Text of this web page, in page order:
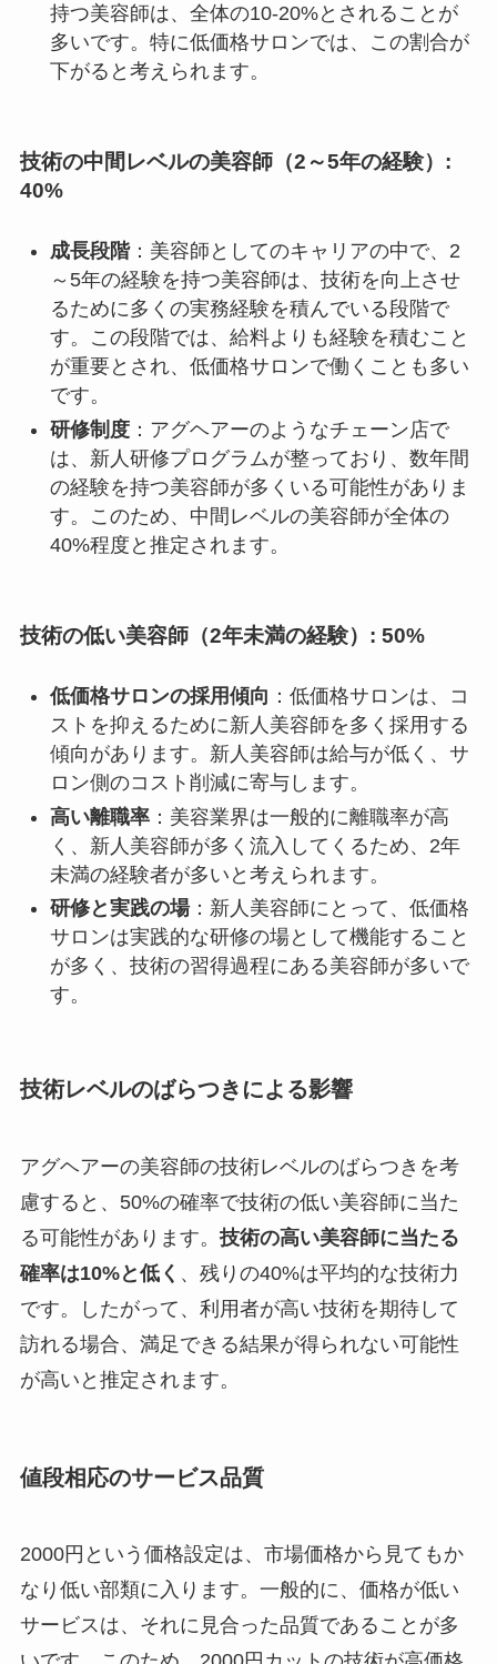
持つ美容師は、全体の10-20%とされることが
多いです。特に低価格サロンでは、この割合が
下がると考えられます。
技術の中間レベルの美容師（2～5年の経験）:
40%
成長段階：美容師としてのキャリアの中で、2
～5年の経験を持つ美容師は、技術を向上させ
るために多くの実務経験を積んでいる段階で
す。この段階では、給料よりも経験を積むこと
が重要とされ、低価格サロンで働くことも多い
です。
研修制度：アグヘアーのようなチェーン店で
は、新人研修プログラムが整っており、数年間
の経験を持つ美容師が多くいる可能性がありま
す。このため、中間レベルの美容師が全体の
40%程度と推定されます。
技術の低い美容師（2年未満の経験）: 50%
低価格サロンの採用傾向 ：低価格サロンは、コ
ストを抑えるために新人美容師を多く採用する
傾向があります。新人美容師は給与が低く、サ
ロン側のコスト削減に寄与します。
高い離職率：美容業界は一般的に離職率が高
く、新人美容師が多く流入してくるため、2年
未満の経験者が多いと考えられます。
研修と実践の場：新人美容師にとって、低価格
サロンは実践的な研修の場として機能すること
が多く、技術の習得過程にある美容師が多いで
す。
技術レベルのばらつきによる影響
アグヘアーの美容師の技術レベルのばらつきを考
慮すると、50%の確率で技術の低い美容師に当た
る可能性があります。 技術の高い美容師に当たる
確率は10%と低く 、残りの40%は平均的な技術力
です。したがって、利用者が高い技術を期待して
訪れる場合、満足できる結果が得られない可能性
が高いと推定されます。
値段相応のサービス品質
2000円という価格設定は、市場価格から見てもか
なり低い部類に入ります。一般的に、価格が低い
サービスは、それに見合った品質であることが多